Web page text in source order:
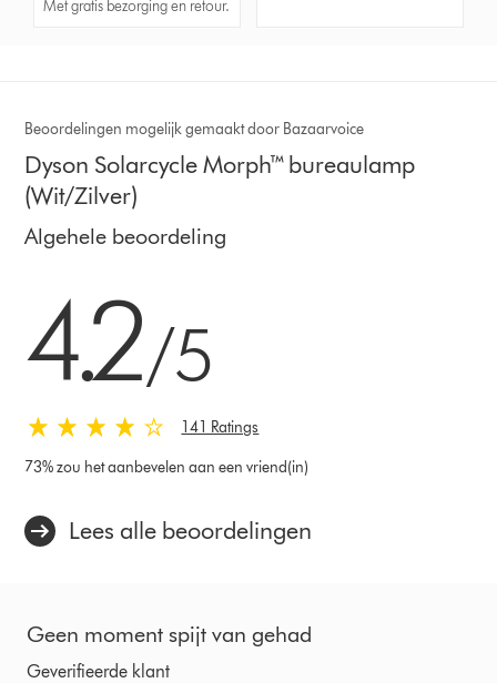
Met gratis bezorging en retour.
Beoordelingen mogelijk gemaakt door Bazaarvoice
Dyson Solarcycle Morph™ bureaulamp
(Wit/Zilver)
Algehele beoordeling
4.2/5
141 Ratings
73% zou het aanbevelen aan een vriend(in)
Lees alle beoordelingen
Geen moment spijt van gehad
Geverifieerde klant